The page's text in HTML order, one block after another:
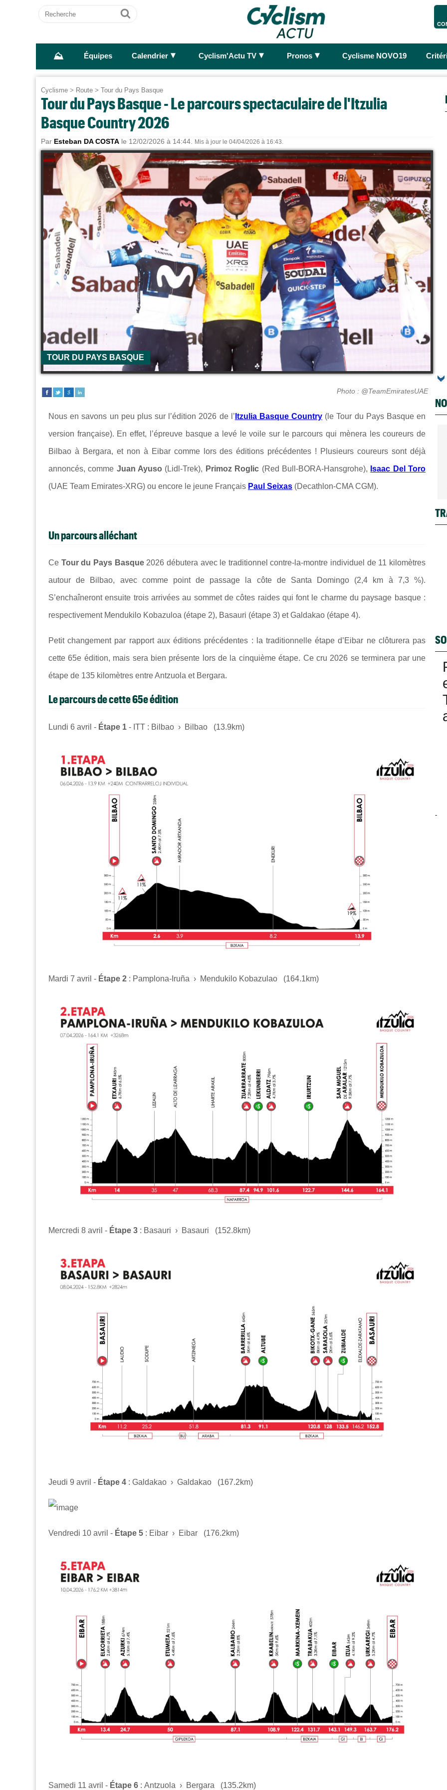
Recherche
Ok
⛰ Équipes Calendrier ► Cyclism'Actu TV ► Pronos ► Cyclisme NOVO19
Cyclisme > Route > Tour du Pays Basque
Tour du Pays Basque - Le parcours spectaculaire de l'Itzulia
Basque Country 2026
Par Esteban DA COSTA le 12/02/2026 à 14:44. Mis à jour le 04/04/2026 à 16:43.
TOUR DU PAYS BASQUE
Photo : @TeamEmiratesUAE
Nous en savons un peu plus sur l’édition 2026 de l’ Itzulia Basque Country (le Tour du Pays Basque en
version française). En effet, l’épreuve basque a levé le voile sur le parcours qui mènera les coureurs de
Bilbao à Bergara, et non à Eibar comme lors des éditions précédentes ! Plusieurs coureurs sont déjà
annoncés, comme Juan Ayuso (Lidl-Trek), Primoz Roglic (Red Bull-BORA-Hansgrohe), Isaac Del Toro
(UAE Team Emirates-XRG) ou encore le jeune Français Paul Seixas (Decathlon-CMA CGM).
Un parcours alléchant
Ce Tour du Pays Basque2026 débutera avec le traditionnel contre-la-montre individuel de 11 kilomètres
autour de Bilbao, avec comme point de passage la côte de Santa Domingo (2,4 km à 7,3 %).
S’enchaîneront ensuite trois arrivées au sommet de côtes raides qui font le charme du paysage basque :
respectivement Mendukilo Kobazuloa (étape 2), Basauri (étape 3) et Galdakao (étape 4).
Petit changement par rapport aux éditions précédentes : la traditionnelle étape d’Eibar ne clôturera pas
cette 65e édition, mais sera bien présente lors de la cinquième étape. Ce cru 2026 se terminera par une
étape de 135 kilomètres entre Antzuola et Bergara.
Le parcours de cette 65e édition
Lundi 6 avril - Étape 1 - ITT : Bilbao › Bilbao (13.9km)
Mardi 7 avril - Étape 2 : Pamplona-Iruña › Mendukilo Kobazulao (164.1km)
Mercredi 8 avril - Étape 3 : Basauri › Basauri (152.8km)
Jeudi 9 avril - Étape 4 : Galdakao › Galdakao (167.2km)
Vendredi 10 avril - Étape 5 : Eibar › Eibar (176.2km)
Samedi 11 avril - Étape 6 : Antzuola › Bergara (135.2km)
-